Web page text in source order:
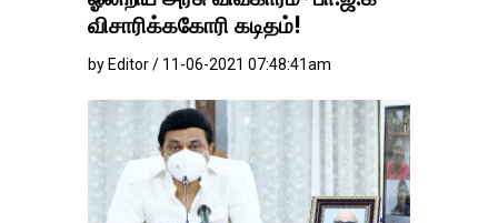
விசாரிக்ககோரி கடிதம்!
by Editor / 11-06-2021 07:48:41am